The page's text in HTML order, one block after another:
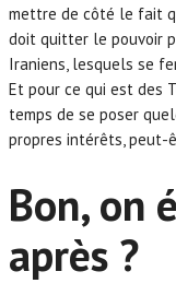
mettre de côté le fait
doit quitter le pouvoir
Iraniens, lesquels se
Et pour ce qui est des
temps de se poser
propres intérêts, peut-
Bon, on
après ?